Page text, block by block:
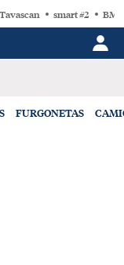
smart #2
FURGONETAS